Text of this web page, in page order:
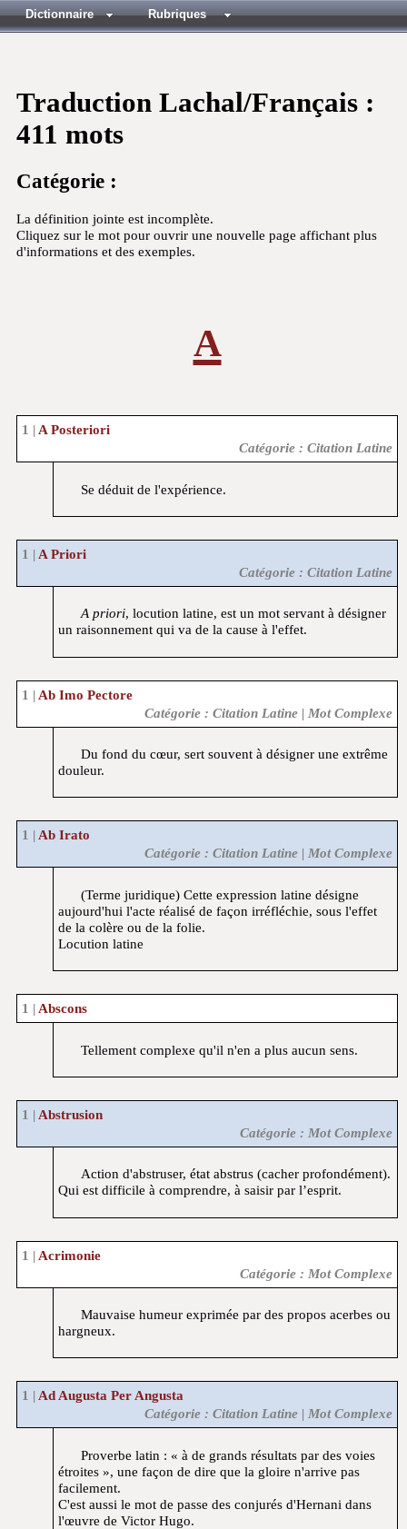
Dictionnaire Rubriques
Traduction Lachal/Français :
411 mots
Catégorie :
La définition jointe est incomplète.
Cliquez sur le mot pour ouvrir une nouvelle page affichant plus
d'informations et des exemples.
a
A Posteriori
Catégorie : Citation Latine
Se déduit de l'expérience.
A Priori
Catégorie : Citation Latine
A priori, locution latine, est un mot servant à désigner
un raisonnement qui va de la cause à l'effet.
Ab Imo Pectore
Catégorie : Citation Latine | Mot Complexe
Du fond du cœur, sert souvent à désigner une extrême
douleur.
Ab Irato
Catégorie : Citation Latine | Mot Complexe
(Terme juridique) Cette expression latine désigne
aujourd'hui l'acte réalisé de façon irréfléchie, sous l'effet
de la colère ou de la folie.
Locution latine
Abscons
Tellement complexe qu'il n'en a plus aucun sens.
Abstrusion
Catégorie : Mot Complexe
Action d'abstruser, état abstrus (cacher profondément).
Qui est difficile à comprendre, à saisir par l’esprit.
Acrimonie
Catégorie : Mot Complexe
Mauvaise humeur exprimée par des propos acerbes ou
hargneux.
Ad Augusta Per Angusta
Catégorie : Citation Latine | Mot Complexe
Proverbe latin : « à de grands résultats par des voies
étroites », une façon de dire que la gloire n'arrive pas
facilement.
C'est aussi le mot de passe des conjurés d'Hernani dans
l'œuvre de Victor Hugo.